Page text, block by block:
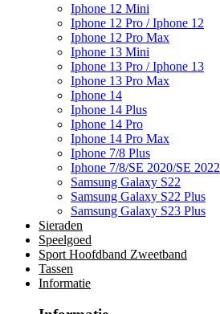
Iphone 12 Mini
Iphone 12 Pro / Iphone 12
Iphone 12 Pro Max
Iphone 13 Mini
Iphone 13 Pro / Iphone 13
Iphone 13 Pro Max
Iphone 14
Iphone 14 Plus
Iphone 14 Pro
Iphone 14 Pro Max
Iphone 7/8 Plus
Iphone 7/8/SE 2020/SE 2022
Samsung Galaxy S22
Samsung Galaxy S22 Plus
Samsung Galaxy S23 Plus
Sieraden
Speelgoed
Sport Hoofdband Zweetband
Tassen
Informatie